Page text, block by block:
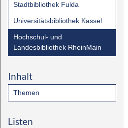
Stadtbibliothek Fulda
Universitätsbibliothek Kassel
Hochschul- und
Landesbibliothek RheinMain
Inhalt
Themen
Listen